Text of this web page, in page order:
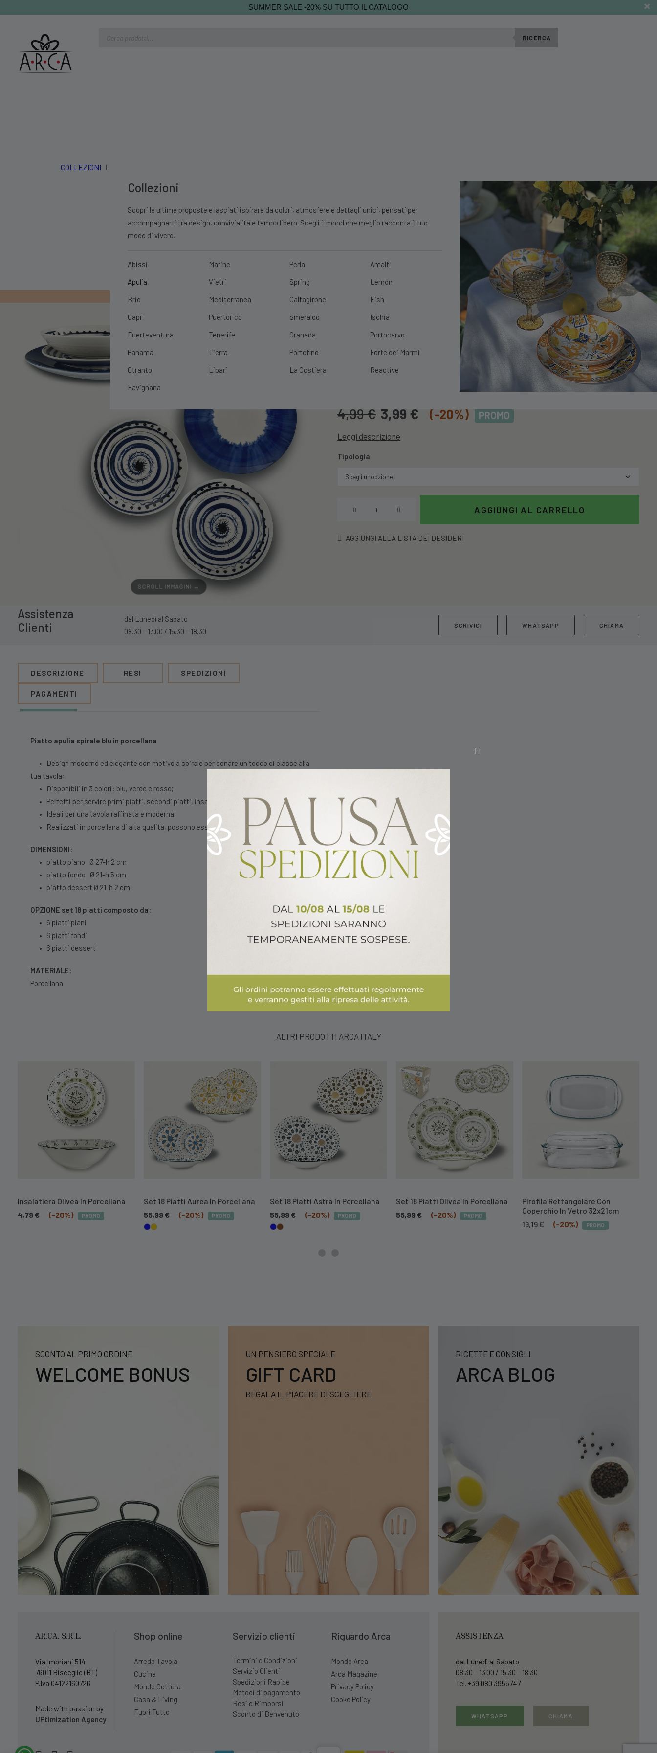
SUMMER SALE -20% SU TUTTO IL CATALOGO
RICERCA
COLLEZIONI
Collezioni
Scopri le ultime proposte e lasciati ispirare da colori, atmosfere e dettagli unici, pensati per
accompagnarti tra design, convivialità e tempo libero. Scegli il mood che meglio racconta il tuo
modo di vivere.
Abissi
Apulia
Brio
Capri
Fuerteventura
Panama
Otranto
Favignana
Marine
Vietri
Mediterranea
Puertorico
Tenerife
Tierra
Lipari
Perla
Spring
Caltagirone
Smeraldo
Granada
Portofino
La Costiera
Amalfi
Lemon
Fish
Ischia
Portocervo
Forte dei Marmi
Reactive
PRIMO ORDINE?10% DI SCONTO SCOPRI|SPEDIZIONE GRATUITA CON UN ORDINE MINIMO DI 99€
SCROLL IMMAGINI →
Piatto Apulia Spirale Blu In Porcellana
PIATTOAPULIASPIRALEBLUINPORCELLANA
4,99€ 3,99 € (-20%) PROMO
Leggi descrizione
Tipologia
Blu
AGGIUNGI AL CARRELLO
AGGIUNGI ALLA LISTA DEI DESIDERI
Assistenza
Clienti
dal Lunedì al Sabato
08.30 – 13.00 / 15.30 – 18.30
SCRIVICI WHATSAPP CHIAMA
DESCRIZIONE RESI SPEDIZIONI
PAGAMENTI
Piatto apulia spirale blu in porcellana
•
Design moderno ed elegante con motivo a spirale per donare un tocco di classe alla
tua tavola;
•
Disponibili in 3 colori: blu, verde e rosso;
• Perfetti per servire primi piatti, secondi piatti, insalate e dessert;
•
Ideali per una tavola raffinata e moderna;
•
Realizzati in porcellana di alta qualità, possono essere lavati in lavastoviglie.
DIMENSIONI:
• piatto piano Ø 27-h 2 cm
• piatto fondo Ø 21-h 5 cm
• piatto dessert Ø 21-h 2 cm
OPZIONE set 18 piatti composto da:
• 6 piatti piani
• 6 piatti fondi
• 6 piatti dessert
MATERIALE:
Porcellana
ALTRI PRODOTTI ARCA ITALY
Insalatiera Olivea In Porcellana
4,79 € (-20%) PROMO
Set 18 Piatti Aurea In Porcellana
55,99 € (-20%) PROMO
Set 18 Piatti Astra In Porcellana
55,99 € (-20%) PROMO
Set 18 Piatti Olivea In Porcellana
55,99 € (-20%) PROMO
Pirofila Rettangolare Con
Coperchio In Vetro 32x21cm
Il19,19€ (-20%) PROMO
SCONTO AL PRIMO ORDINE
WELCOME BONUS
UN PENSIERO SPECIALE
GIFT CARD
REGALA IL PIACERE DI SCEGLIERE
RICETTE E CONSIGLI
ARCA BLOG
AR.CA. S.R.L.
Via Imbriani 514
76011 Bisceglie (BT)
P.Iva 04122160726
Made with passion by
UPtimization Agency
Shop online
Arredo Tavola
Cucina
Mondo Cottura
Casa & Living
Fuori Tutto
Servizio clienti
Termini e Condizioni
Servizio Clienti
Spedizioni Rapide
Metodi di pagamento
Resi e Rimborsi
Sconto di Benvenuto
Riguardo Arca
Mondo Arca
Arca Magazine
Privacy Policy
Cooke Policy
ASSISTENZA
dal Lunedì al Sabato
08.30 – 13.00 / 15.30 – 18.30
Tel. +39 080 3955747
WHATSAPP CHIAMA